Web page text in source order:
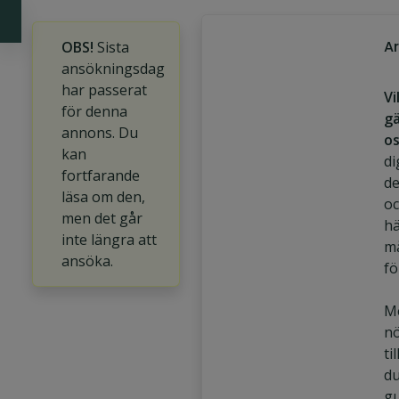
OBS! Sista
ansökningsdag
har passerat
för denna
annons. Du
kan
fortfarande
läsa om den,
men det går
inte längra att
ansöka.